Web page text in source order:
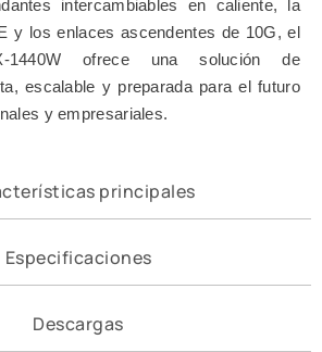
principales
Especificaciones
Descargas
intercambiables en caliente, la
y los enlaces ascendentes de 10G, el
1440W ofrece una solución de
escalable y preparada para el futuro
y empresariales.